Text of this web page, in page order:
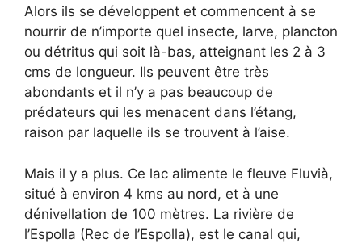
Alors ils se développent et commencent à se
nourrir de n’importe quel insecte, larve, plancton
ou détritus qui soit là-bas, atteignant les 2 à 3
cms de longueur. Ils peuvent être très
abondants et il n’y a pas beaucoup de
prédateurs qui les menacent dans l’étang,
raison par laquelle ils se trouvent à l’aise.
Mais il y a plus. Ce lac alimente le fleuve Fluvià,
situé à environ 4 kms au nord, et à une
dénivellation de 100 mètres. La rivière de
l’Espolla (Rec de l’Espolla), est le canal qui,